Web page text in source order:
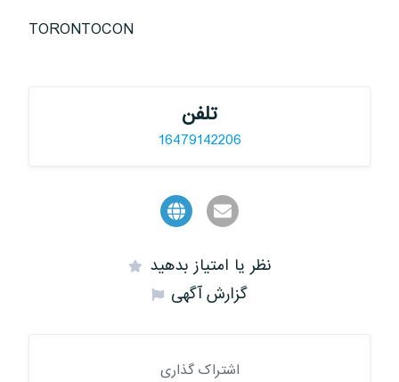
TORONTOCON
تلفن
16479142206
نظر یا امتیاز بدهید
گزارش آگهی
اشتراک گذاری